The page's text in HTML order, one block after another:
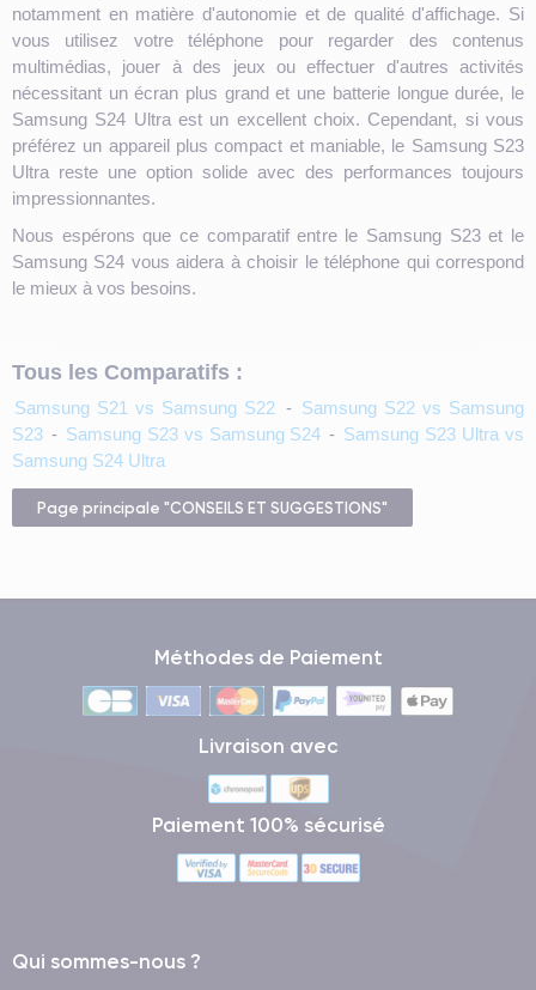
notamment en matière d'autonomie et de qualité d'affichage. Si
vous utilisez votre téléphone pour regarder des contenus
multimédias, jouer à des jeux ou effectuer d'autres activités
nécessitant un écran plus grand et une batterie longue durée, le
Samsung S24 Ultra est un excellent choix. Cependant, si vous
préférez un appareil plus compact et maniable, le Samsung S23
Ultra reste une option solide avec des performances toujours
impressionnantes.
Nous espérons que ce comparatif entre le Samsung S23 et le
Samsung S24 vous aidera à choisir le téléphone qui correspond
le mieux à vos besoins.
Tous les Comparatifs :
Samsung S21 vs Samsung S22 - Samsung S22 vs Samsung
S23 - Samsung S23 vs Samsung S24 - Samsung S23 Ultra vs
Samsung S24 Ultra
Page principale "CONSEILS ET SUGGESTIONS"
Méthodes de Paiement
Livraison avec
Paiement 100% sécurisé
Qui sommes-nous ?